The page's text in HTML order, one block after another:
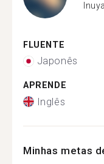
FLUENTE
Japonês
APRENDE
Inglês
Minhas metas